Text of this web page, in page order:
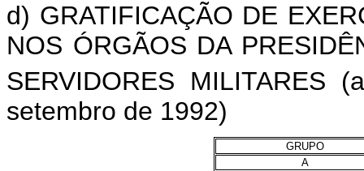
d) GRATIFICAÇÃO DE
NOS ÓRGÃOS DA
SERVIDORES MILITARES
setembro de 1992)
GRUPO
A